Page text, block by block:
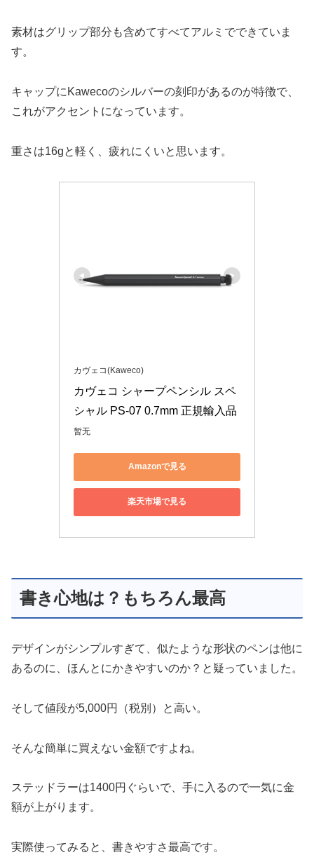
素材はグリップ部分も含めてすべてアルミでできていま
す。
キャップにKawecoのシルバーの刻印があるのが特徴で、
これがアクセントになっています。
重さは16gと軽く、疲れにくいと思います。
カヴェコ(Kaweco)
カヴェコ シャープペンシル スペ
シャル PS-07 0.7mm 正規輸入品
暂无
Amazonで見る
楽天市場で見る
書き心地は？もちろん最高
デザインがシンプルすぎて、似たような形状のペンは他に
あるのに、ほんとにかきやすいのか？と疑っていました。
そして値段が5,000円（税別）と高い。
そんな簡単に買えない金額ですよね。
ステッドラーは1400円ぐらいで、手に入るので一気に金
額が上がります。
実際使ってみると、書きやすさ最高です。